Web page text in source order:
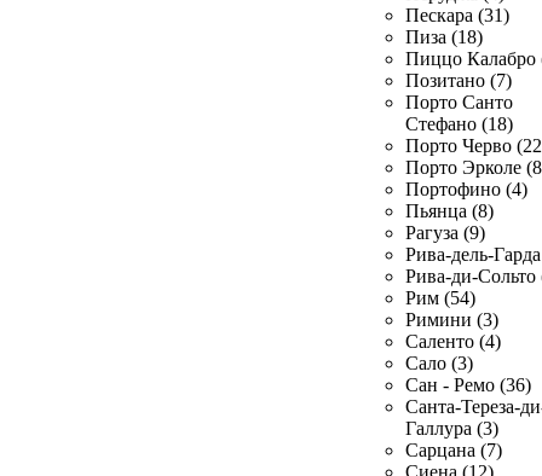
Пескара (31)
Пиза (18)
Пиццо Калабро
Позитано (7)
Порто Санто
Стефано (18)
Порто Черво
Порто Эрколе
Портофино (4)
Пьянца (8)
Рагуза (9)
Рива-дель-
Рива-ди-Сольто
Рим (54)
Римини (3)
Саленто (4)
Сало (3)
Сан - Ремо (36)
Санта-Тереза-
Галлура (3)
Сарцана (7)
Сиена (12)